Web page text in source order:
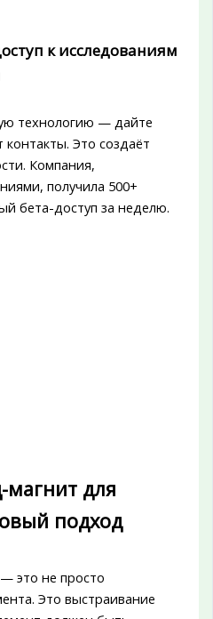
к исследованиям
технологию — дайте
контакты. Это создаёт
Компания,
получила 500+
бета-доступ за неделю.
магнит для
подход
это не просто
Это выстраивание